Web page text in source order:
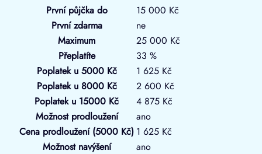
První půjčka do
15 000 Kč
První zdarma
ne
Maximum
25 000 Kč
Přeplatíte
33 %
Poplatek u 5000 Kč
1 625 Kč
Poplatek u 8000 Kč
2 600 Kč
Poplatek u 15000 Kč
4 875 Kč
Možnost prodloužení
ano
Cena prodloužení (5000 Kč) 1 625 Kč
Možnost navýšení
ano